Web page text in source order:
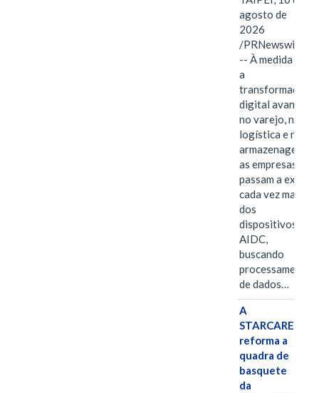
agosto de
2026
/PRNewswire/
-- À medida que
a
transformação
digital avança
no varejo, na
logística e na
armazenagem,
as empresas
passam a exigir
cada vez mais
dos
dispositivos
AIDC,
buscando
processamento
de dados…
A
STARCARES
reforma a
quadra de
basquete
da